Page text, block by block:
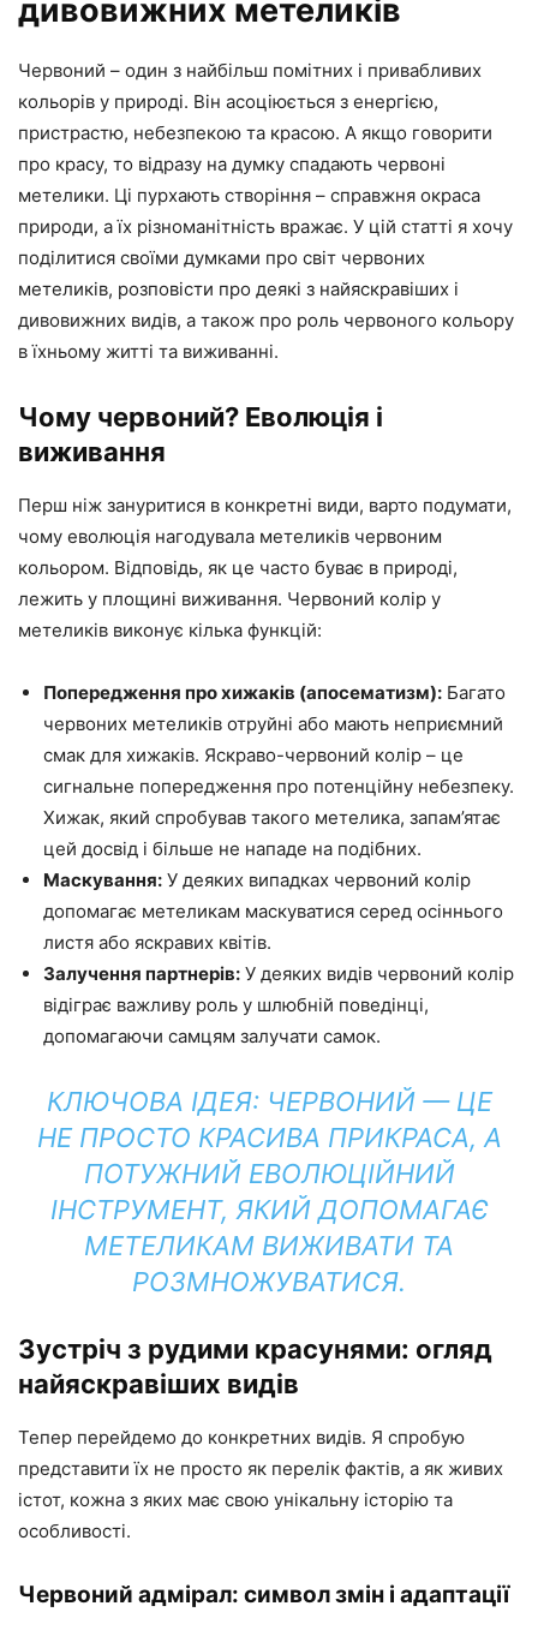
дивовижних метеликів
Червоний – один з найбільш помітних і привабливих
кольорів у природі. Він асоціюється з енергією,
пристрастю, небезпекою та красою. А якщо говорити
про красу, то відразу на думку спадають червоні
метелики. Ці пурхають створіння – справжня окраса
природи, а їх різноманітність вражає. У цій статті я хочу
поділитися своїми думками про світ червоних
метеликів, розповісти про деякі з найяскравіших і
дивовижних видів, а також про роль червоного кольору
в їхньому житті та виживанні.
Чому червоний? Еволюція і
виживання
Перш ніж зануритися в конкретні види, варто подумати,
чому еволюція нагодувала метеликів червоним
кольором. Відповідь, як це часто буває в природі,
лежить у площині виживання. Червоний колір у
метеликів виконує кілька функцій:
Попередження про хижаків (апосематизм): Багато
червоних метеликів отруйні або мають неприємний
смак для хижаків. Яскраво-червоний колір – це
сигнальне попередження про потенційну небезпеку.
Хижак, який спробував такого метелика, запам’ятає
цей досвід і більше не нападе на подібних.
Маскування: У деяких випадках червоний колір
допомагає метеликам маскуватися серед осіннього
листя або яскравих квітів.
Залучення партнерів: У деяких видів червоний колір
відіграє важливу роль у шлюбній поведінці,
допомагаючи самцям залучати самок.
КЛЮЧОВА ІДЕЯ: ЧЕРВОНИЙ — ЦЕ
НЕ ПРОСТО КРАСИВА ПРИКРАСА, А
ПОТУЖНИЙ ЕВОЛЮЦІЙНИЙ
ІНСТРУМЕНТ, ЯКИЙ ДОПОМАГАЄ
МЕТЕЛИКАМ ВИЖИВАТИ ТА
РОЗМНОЖУВАТИСЯ.
Зустріч з рудими красунями: огляд
найяскравіших видів
Тепер перейдемо до конкретних видів. Я спробую
представити їх не просто як перелік фактів, а як живих
істот, кожна з яких має свою унікальну історію та
особливості.
Червоний адмірал: символ змін і адаптації